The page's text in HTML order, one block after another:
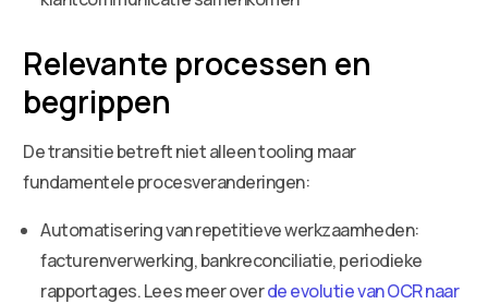
Relevante processen en
begrippen
De transitie betreft niet alleen tooling maar
fundamentele procesveranderingen:
Automatisering van repetitieve werkzaamheden:
facturenverwerking, bankreconciliatie, periodieke
rapportages. Lees meer overde evolutie van OCR naar